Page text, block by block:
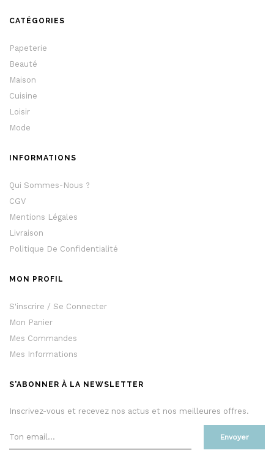
CATÉGORIES
Papeterie
Beauté
Maison
Cuisine
Loisir
Mode
INFORMATIONS
Qui Sommes-Nous ?
CGV
Mentions Légales
Livraison
Politique De Confidentialité
MON PROFIL
S'inscrire / Se Connecter
Mon Panier
Mes Commandes
Mes Informations
S'ABONNER À LA NEWSLETTER
Inscrivez-vous et recevez nos actus et nos meilleures offres.
Envoyer